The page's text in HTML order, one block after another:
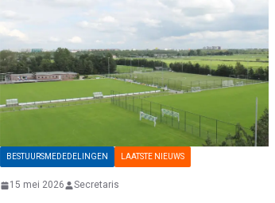
BESTUURSMEDEDELINGEN LAATSTE NIEUWS
15 mei 2026 Secretaris